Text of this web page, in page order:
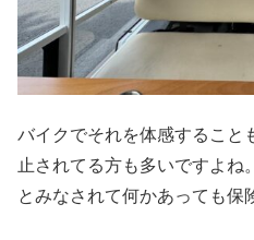
バイクでそれを体感すること
止されてる方も多いですよね
とみなされて何かあっても保